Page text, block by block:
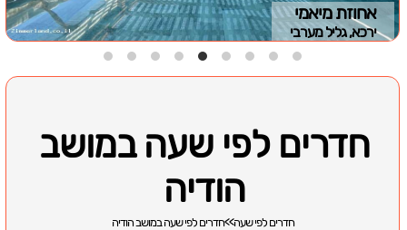
אחוזת מיאמי
ירכא, גליל מערבי
חדרים לפי שעה במושב
הודיה
חדרים לפי שעה>>חדרים לפי שעה במושב הודיה